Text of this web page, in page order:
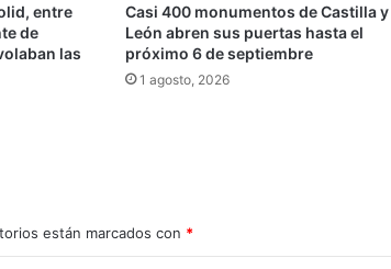
entre
de
las
Casi 400 monumentos de Castilla y
León abren sus puertas hasta el
próximo 6 de septiembre
1 agosto, 2026
están marcados con *